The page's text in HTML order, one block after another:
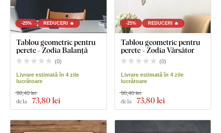
-25% REDUCERI 🔥
Tablou geometric pentru
perete - Zodia Balanță
(0)
Livrare estimată în 4 zile
lucrătoare
de la 73,80 lei
98,40 lei
-25% REDUCERI 🔥
Tablou geometric pentru
perete - Zodia Vărsător
(0)
Livrare estimată în 4 zile
lucrătoare
de la 73,80 lei
98,40 lei